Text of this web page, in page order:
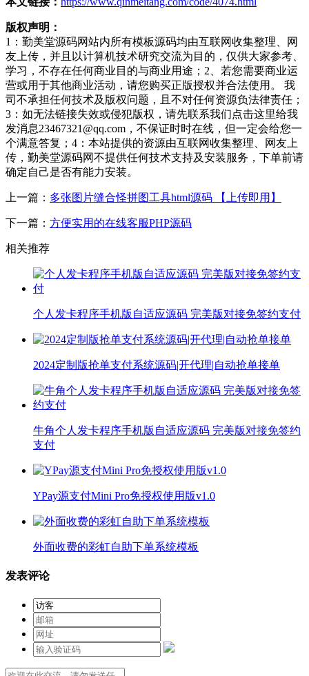
版权声明：
1：勤美堂源码网站内所有模板源码均由互联网收集整理、网
友上传，并且以计算机技术研究交流为目的，仅供大家参考、
学习，不存在任何商业目的与商业用途；2、若您需要商业运
营或用于其他商业活动，请您购买正版授权并合法使用。 我
司不承担任何技术及版权问题，且不对任何资源负法律责任；
3：如无法链接失效或侵犯版权，请先联系我们点击这里给我
发消息23467321@qq.com，不保证时时在线，但一定会给您一
个满意答复；4：本站提供的资源由互联网收集整理、网友上
传，勤美堂源码网不提供任何技术支持及安装服务，下单前请
确定自己是否有能力安装。
上一篇： 多张图片缝合怪拼图工具html源码 【上传即用】
下一篇： 方便实用的在线客服PHP源码
相关推荐
个人发卡程序手机版自适应源码 完美版对接免签约支付
2024定制版抢单支付系统源码|开代理|自动抢单接单
牛角个人发卡程序手机版自适应源码 完美版对接免签约
支付
YPay源支付Mini Pro免授权使用版v1.0
外面收费的彩虹自助下单系统模板
发表评论